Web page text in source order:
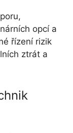
opcí a
řízení rizik
ztrát a